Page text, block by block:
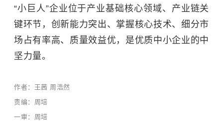
“小巨人”企业位于产业基础核心领域、产业链关
键环节，创新能力突出、掌握核心技术、细分市
场占有率高、质量效益优，是优质中小企业的中
坚力量。
作者：王茜 周浩然
责编：周培
一审：周培